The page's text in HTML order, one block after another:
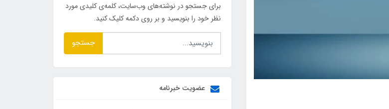
برای جستجو در نوشته‌های وب‌سایت، کلمه‌ی کلیدی مورد
نظر خود را بنویسید و بر روی دکمه کلیک کنید.
جستجو
عضویت خبرنامه